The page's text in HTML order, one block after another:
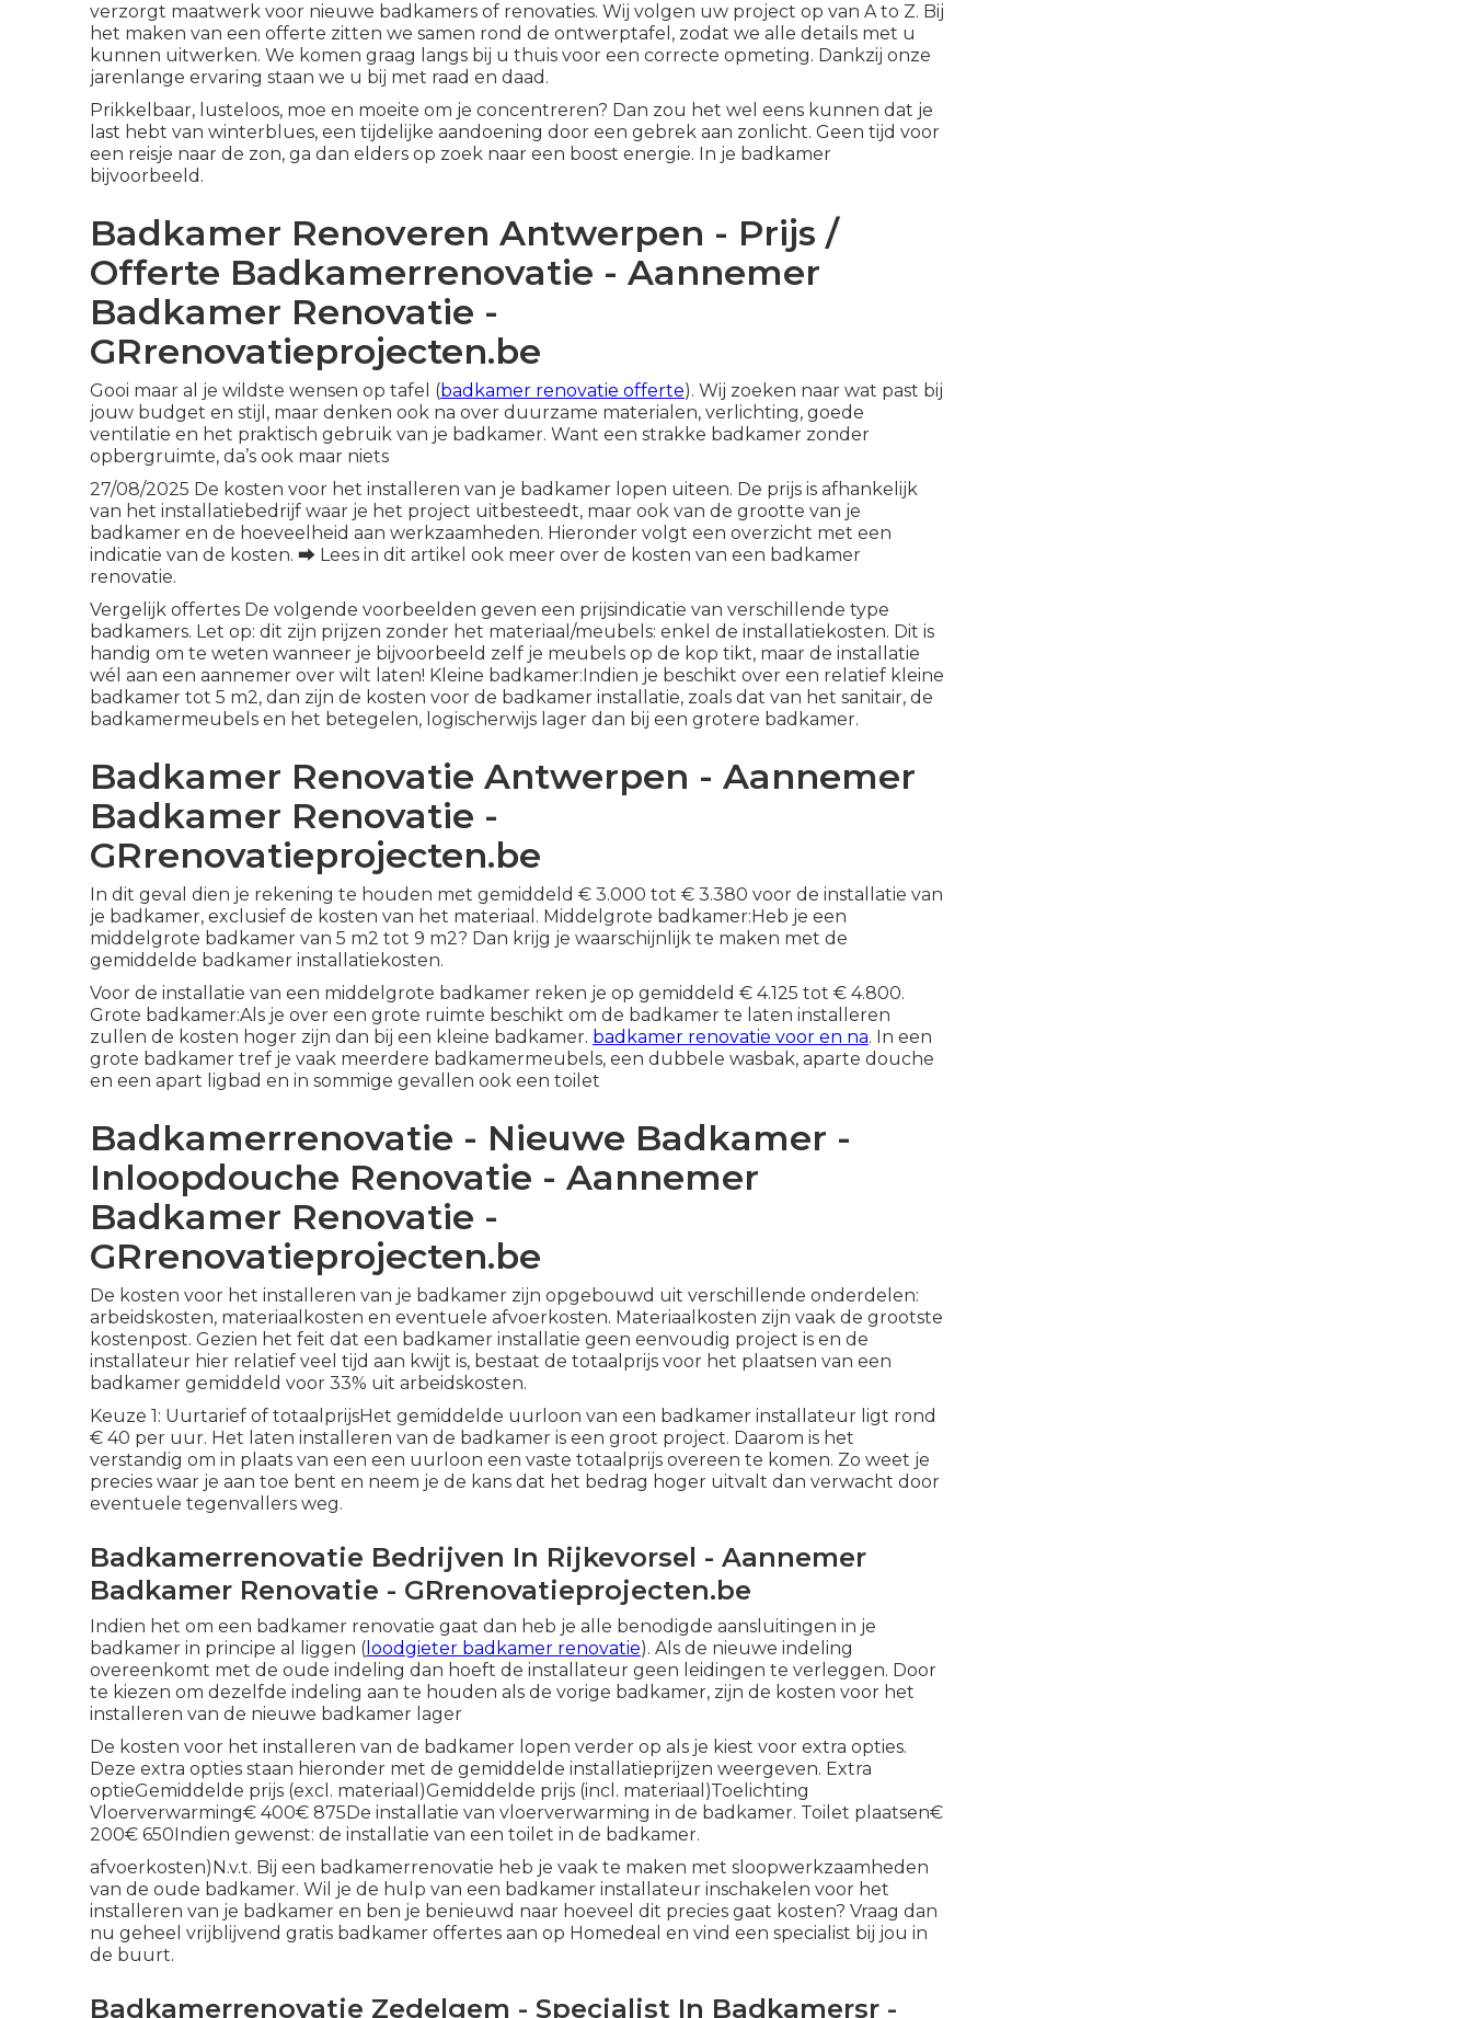
verzorgt maatwerk voor nieuwe badkamers of renovaties. Wij volgen uw project op van A to Z. Bij
het maken van een offerte zitten we samen rond de ontwerptafel, zodat we alle details met u
kunnen uitwerken. We komen graag langs bij u thuis voor een correcte opmeting. Dankzij onze
jarenlange ervaring staan we u bij met raad en daad.
Prikkelbaar, lusteloos, moe en moeite om je concentreren? Dan zou het wel eens kunnen dat je
last hebt van winterblues, een tijdelijke aandoening door een gebrek aan zonlicht. Geen tijd voor
een reisje naar de zon, ga dan elders op zoek naar een boost energie. In je badkamer
bijvoorbeeld.
Badkamer Renoveren Antwerpen - Prijs /
Offerte Badkamerrenovatie - Aannemer
Badkamer Renovatie -
GRrenovatieprojecten.be
Gooi maar al je wildste wensen op tafel (badkamer renovatie offerte). Wij zoeken naar wat past bij
jouw budget en stijl, maar denken ook na over duurzame materialen, verlichting, goede
ventilatie en het praktisch gebruik van je badkamer. Want een strakke badkamer zonder
opbergruimte, da’s ook maar niets
27/08/2025 De kosten voor het installeren van je badkamer lopen uiteen. De prijs is afhankelijk
van het installatiebedrijf waar je het project uitbesteedt, maar ook van de grootte van je
badkamer en de hoeveelheid aan werkzaamheden. Hieronder volgt een overzicht met een
indicatie van de kosten. ⮕ Lees in dit artikel ook meer over de kosten van een badkamer
renovatie.
Vergelijk offertes De volgende voorbeelden geven een prijsindicatie van verschillende type
badkamers. Let op: dit zijn prijzen zonder het materiaal/meubels: enkel de installatiekosten. Dit is
handig om te weten wanneer je bijvoorbeeld zelf je meubels op de kop tikt, maar de installatie
wél aan een aannemer over wilt laten! Kleine badkamer:Indien je beschikt over een relatief kleine
badkamer tot 5 m2, dan zijn de kosten voor de badkamer installatie, zoals dat van het sanitair, de
badkamermeubels en het betegelen, logischerwijs lager dan bij een grotere badkamer.
Badkamer Renovatie Antwerpen - Aannemer
Badkamer Renovatie -
GRrenovatieprojecten.be
In dit geval dien je rekening te houden met gemiddeld € 3.000 tot € 3.380 voor de installatie van
je badkamer, exclusief de kosten van het materiaal. Middelgrote badkamer:Heb je een
middelgrote badkamer van 5 m2 tot 9 m2? Dan krijg je waarschijnlijk te maken met de
gemiddelde badkamer installatiekosten.
Voor de installatie van een middelgrote badkamer reken je op gemiddeld € 4.125 tot € 4.800.
Grote badkamer:Als je over een grote ruimte beschikt om de badkamer te laten installeren
zullen de kosten hoger zijn dan bij een kleine badkamer. badkamer renovatie voor en na. In een
grote badkamer tref je vaak meerdere badkamermeubels, een dubbele wasbak, aparte douche
en een apart ligbad en in sommige gevallen ook een toilet
Badkamerrenovatie - Nieuwe Badkamer -
Inloopdouche Renovatie - Aannemer
Badkamer Renovatie -
GRrenovatieprojecten.be
De kosten voor het installeren van je badkamer zijn opgebouwd uit verschillende onderdelen:
arbeidskosten, materiaalkosten en eventuele afvoerkosten. Materiaalkosten zijn vaak de grootste
kostenpost. Gezien het feit dat een badkamer installatie geen eenvoudig project is en de
installateur hier relatief veel tijd aan kwijt is, bestaat de totaalprijs voor het plaatsen van een
badkamer gemiddeld voor 33% uit arbeidskosten.
Keuze 1: Uurtarief of totaalprijsHet gemiddelde uurloon van een badkamer installateur ligt rond
€ 40 per uur. Het laten installeren van de badkamer is een groot project. Daarom is het
verstandig om in plaats van een een uurloon een vaste totaalprijs overeen te komen. Zo weet je
precies waar je aan toe bent en neem je de kans dat het bedrag hoger uitvalt dan verwacht door
eventuele tegenvallers weg.
Badkamerrenovatie Bedrijven In Rijkevorsel - Aannemer
Badkamer Renovatie - GRrenovatieprojecten.be
Indien het om een badkamer renovatie gaat dan heb je alle benodigde aansluitingen in je
badkamer in principe al liggen ( loodgieter badkamer renovatie). Als de nieuwe indeling
overeenkomt met de oude indeling dan hoeft de installateur geen leidingen te verleggen. Door
te kiezen om dezelfde indeling aan te houden als de vorige badkamer, zijn de kosten voor het
installeren van de nieuwe badkamer lager
De kosten voor het installeren van de badkamer lopen verder op als je kiest voor extra opties.
Deze extra opties staan hieronder met de gemiddelde installatieprijzen weergeven. Extra
optieGemiddelde prijs (excl. materiaal)Gemiddelde prijs (incl. materiaal)Toelichting
Vloerverwarming€ 400€ 875De installatie van vloerverwarming in de badkamer. Toilet plaatsen€
200€ 650Indien gewenst: de installatie van een toilet in de badkamer.
afvoerkosten)N.v.t. Bij een badkamerrenovatie heb je vaak te maken met sloopwerkzaamheden
van de oude badkamer. Wil je de hulp van een badkamer installateur inschakelen voor het
installeren van je badkamer en ben je benieuwd naar hoeveel dit precies gaat kosten? Vraag dan
nu geheel vrijblijvend gratis badkamer offertes aan op Homedeal en vind een specialist bij jou in
de buurt.
Badkamerrenovatie Zedelgem - Specialist In Badkamersr -